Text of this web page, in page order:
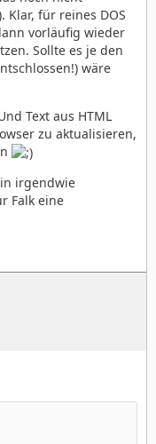
für reines DOS
vorläufig wieder
Sollte es je den
wäre
Text aus HTML
zu aktualisieren,
irgendwie
Falk eine